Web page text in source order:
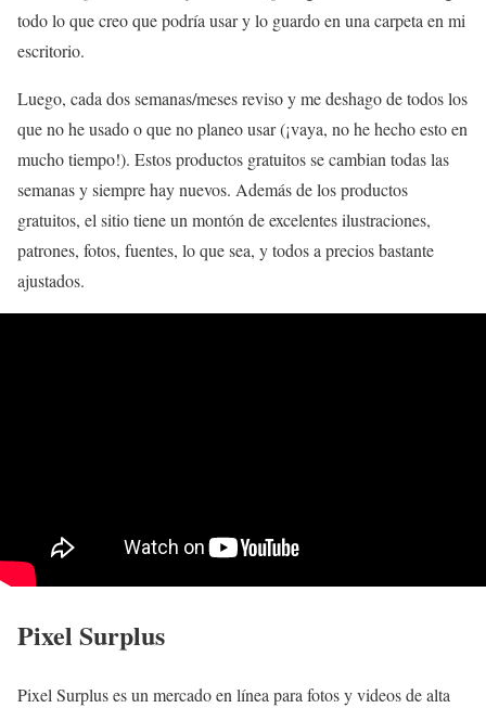
todo lo que creo que podría usar y lo guardo en una carpeta en mi
escritorio.
Luego, cada dos semanas/meses reviso y me deshago de todos los
que no he usado o que no planeo usar (¡vaya, no he hecho esto en
mucho tiempo!). Estos productos gratuitos se cambian todas las
semanas y siempre hay nuevos. Además de los productos
gratuitos, el sitio tiene un montón de excelentes ilustraciones,
patrones, fotos, fuentes, lo que sea, y todos a precios bastante
ajustados.
Pixel Surplus
Pixel Surplus es un mercado en línea para fotos y videos de alta